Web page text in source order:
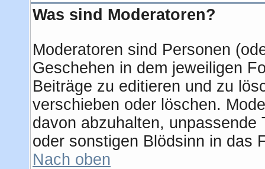
Was sind Moderatoren?
Moderatoren sind Personen
Geschehen in dem jeweiligen
Beiträge zu editieren und zu
verschieben oder löschen.
davon abzuhalten,
oder sonstigen Blödsinn in das
Nach oben